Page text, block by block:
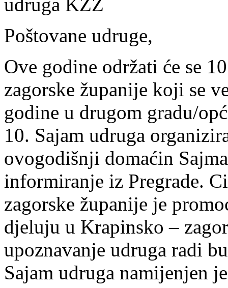
Poštovane udruge,
Ove godine održati će se
zagorske županije koji se
godine u drugom gradu/
10. Sajam udruga
ovogodišnji domaćin
informiranje iz Pregrade.
zagorske županije je
djeluju u Krapinsko –
upoznavanje udruga radi
Sajam udruga namijenjen